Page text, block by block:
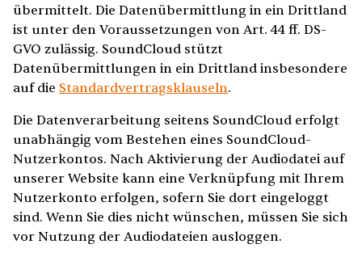
übermittelt. Die Datenübermittlung in ein Drittland
ist unter den Voraussetzungen von Art. 44 ff. DS-
GVO zulässig. SoundCloud stützt
Datenübermittlungen in ein Drittland insbesondere
auf die Standardvertragsklauseln.
Die Datenverarbeitung seitens SoundCloud erfolgt
unabhängig vom Bestehen eines SoundCloud-
Nutzerkontos. Nach Aktivierung der Audiodatei auf
unserer Website kann eine Verknüpfung mit Ihrem
Nutzerkonto erfolgen, sofern Sie dort eingeloggt
sind. Wenn Sie dies nicht wünschen, müssen Sie sich
vor Nutzung der Audiodateien ausloggen.